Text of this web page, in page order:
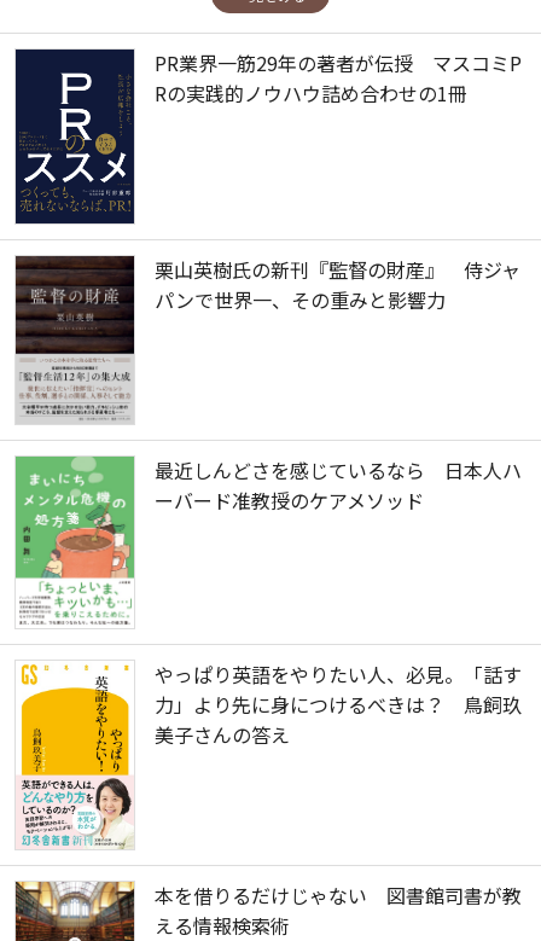
PR業界一筋29年の著者が伝授 マスコミP
Rの実践的ノウハウ詰め合わせの1冊
栗山英樹氏の新刊『監督の財産』 侍ジャ
パンで世界一、その重みと影響力
最近しんどさを感じているなら 日本人ハ
ーバード准教授のケアメソッド
やっぱり英語をやりたい人、必見。「話す
力」より先に身につけるべきは？ 鳥飼玖
美子さんの答え
本を借りるだけじゃない 図書館司書が教
える情報検索術